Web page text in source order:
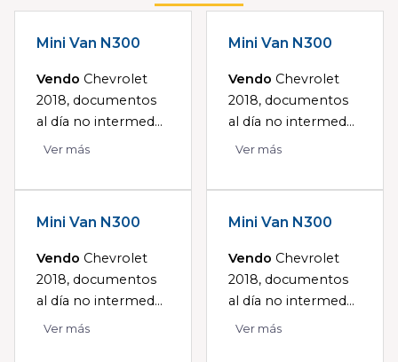
Mini Van N300
Vendo Chevrolet
2018, documentos
al día no intermed...
Ver más
Mini Van N300
Vendo Chevrolet
2018, documentos
al día no intermed...
Ver más
Mini Van N300
Vendo Chevrolet
2018, documentos
al día no intermed...
Ver más
Mini Van N300
Vendo Chevrolet
2018, documentos
al día no intermed...
Ver más